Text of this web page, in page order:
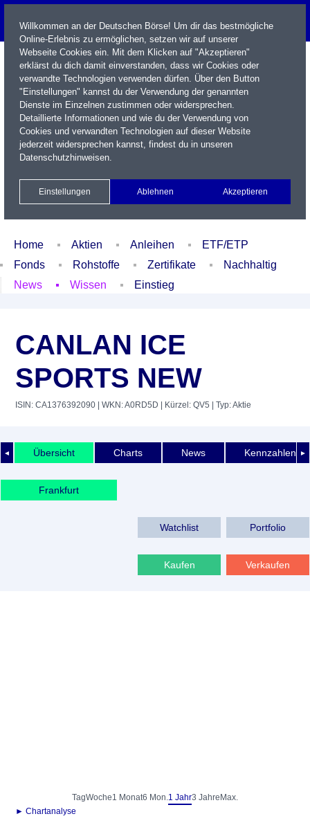
Name / WKN / ISIN / Kürzel
Xetra Realtime
Watchlist Portfolio Login
Home Aktien Anleihen
ETF/ETP
Fonds
Rohstoffe Zertifikate
Nachhaltig
News
Wissen Einstieg
CANLAN ICE
SPORTS NEW
ISIN: CA1376392090 | WKN: A0RD5D | Kürzel: QV5 | Typ: Aktie
◄ ►
Übersicht Charts News Kennzahlen
Frankfurt
Watchlist Portfolio
Kaufen Verkaufen
TagWoche1 Monat6 Mon.1 Jahr3 Jahre Max.
► Chartanalyse
Willkommen an der Deutschen Börse! Um dir das bestmögliche
Online-Erlebnis zu ermöglichen, setzen wir auf unserer
Webseite Cookies ein. Mit dem Klicken auf "Akzeptieren"
erklärst du dich damit einverstanden, dass wir Cookies oder
verwandte Technologien verwenden dürfen. Über den Button
"Einstellungen" kannst du der Verwendung der genannten
Dienste im Einzelnen zustimmen oder widersprechen.
Detaillierte Informationen und wie du der Verwendung von
Cookies und verwandten Technologien auf dieser Website
jederzeit widersprechen kannst, findest du in unseren
Datenschutzhinweisen.
Einstellungen Ablehnen Akzeptieren